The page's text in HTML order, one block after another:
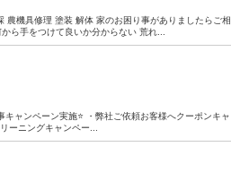
農機具修理 塗装 解体 家のお困り事がありましたらご相
ら手をつけて良いか分からない 荒れ...
ャンペーン実施⭐ ・弊社ご依頼お客様へクーポンキャ
ーニングキャンペー...